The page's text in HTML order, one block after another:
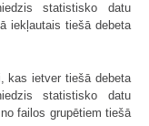
statistisko datu
iekļautais tiešā debeta
kas ietver tiešā debeta
statistisko datu
failos grupētiem tiešā